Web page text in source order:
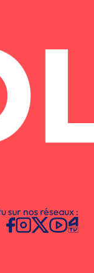
sur nos réseaux :